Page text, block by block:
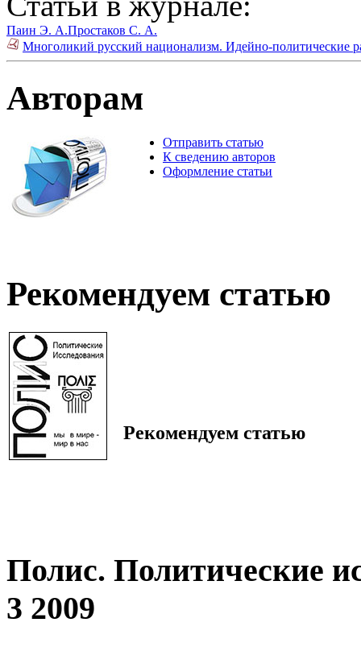
Паин Э. А.Простаков С. А.
Многоликий русский национализм. Идейно-политические
Авторам
Отправить статью
К сведению авторов
Оформление статьи
Рекомендуем статью
Рекомендуем статью
Полис. Политические
3 2009